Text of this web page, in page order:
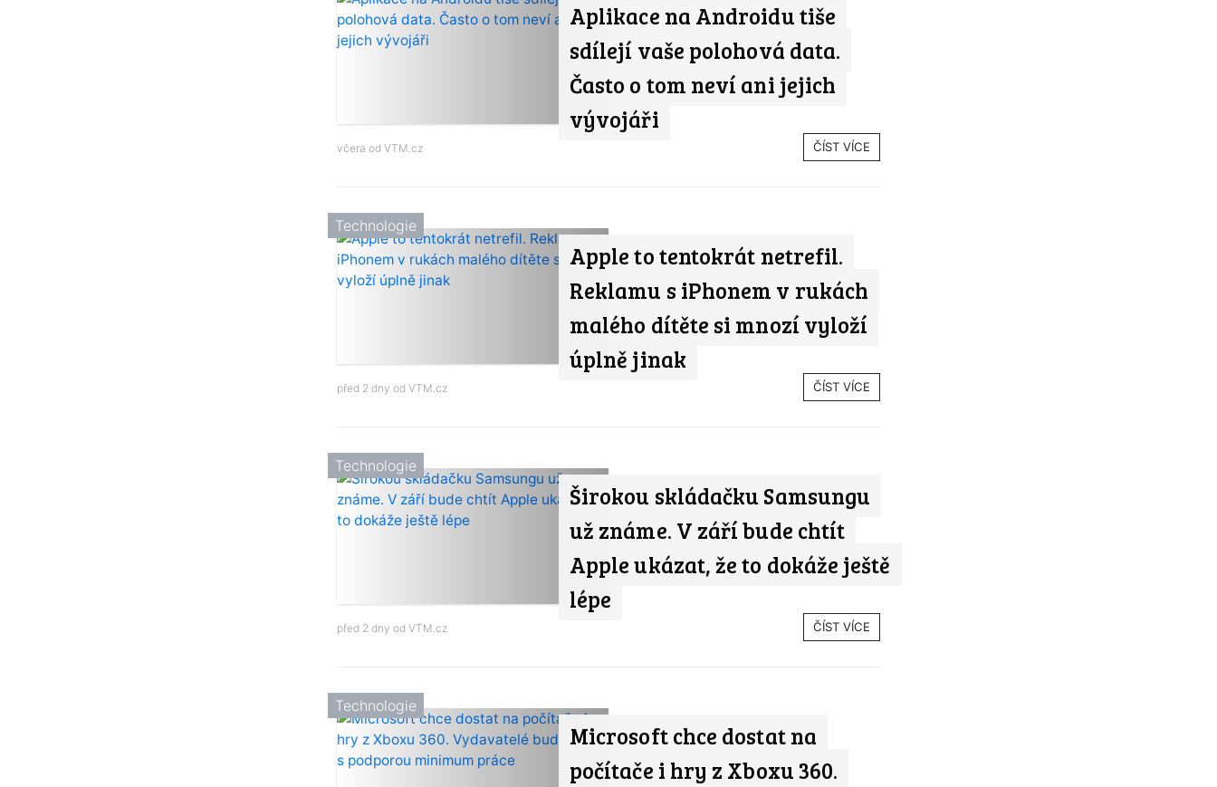
Aplikace na Androidu tiše
sdílejí vaše polohová data.
Často o tom neví ani jejich
vývojáři
včera od VTM.cz ČÍST VÍCE
Apple to tentokrát netrefil.
Reklamu s iPhonem v rukách
malého dítěte si mnozí vyloží
úplně jinak
Technologie
před 2 dny od VTM.cz ČÍST VÍCE
Širokou skládačku Samsungu
už známe. V září bude chtít
Apple ukázat, že to dokáže ještě
lépe
Technologie
před 2 dny od VTM.cz ČÍST VÍCE
Microsoft chce dostat na
počítače i hry z Xboxu 360.
Technologie